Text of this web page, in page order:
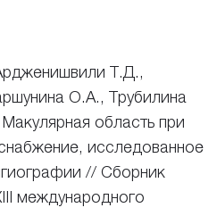
Т.Д.,
О.А., Трубилина
область при
исследованное
// Сборник
международного